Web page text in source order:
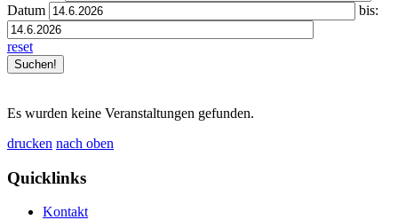
Datum
bis:
reset
Es wurden keine Veranstaltungen gefunden.
drucken nach oben
Quicklinks
Kontakt